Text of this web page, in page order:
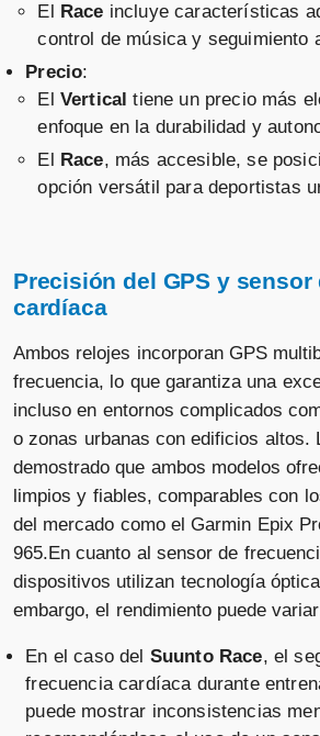
Vendido por
⚡ 1-2 días · 🚚 Gratis >39€ ·
Suunto race s gravel
Vendido por
Suunto race s powder
Vendido por
⚡ 1-2 días · 🚚 Gratis >39€ ·
Suunto race s power
Suunto race utmb world
con gps
Vendido por
Días, Carcasa
Militarmente,
Suunto Vertical All
Vendido por
📦 3-5 días · 🚚 Gratis >75€ ·
Vendido por
📦 3-5 días · 🚚 Gratis >75€ ·
Suunto Vertical All
Vendido por
📦 3-5 días · 🚚 Gratis >75€ ·
Suunto Vertical All
El Race incluye características
control de música y seguimiento
Precio:
El Vertical tiene un precio más
enfoque en la durabilidad y
El Race, más accesible, se
opción versátil para deportistas
Precisión del GPS y
cardíaca
Ambos relojes incorporan GPS
frecuencia, lo que garantiza una
incluso en entornos complicados
o zonas urbanas con edificios altos.
demostrado que ambos modelos
limpios y fiables, comparables con
del mercado como el Garmin Epix
965.En cuanto al sensor de
dispositivos utilizan tecnología
embargo, el rendimiento puede
En el caso del Suunto Race, el
frecuencia cardíaca durante
puede mostrar inconsistencias